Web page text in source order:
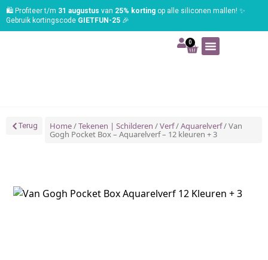
🛍️ Profiteer t/m 31 augustus van 25% korting op alle siliconen mallen! ✨
Gebruik kortingscode GIETFUN-25 🎉
0
Terug Home/Tekenen | Schilderen /Verf/Aquarelverf/ Van
Gogh Pocket Box – Aquarelverf – 12 kleuren + 3